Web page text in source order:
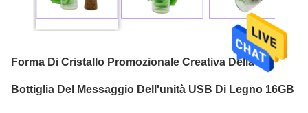
Forma Di Cristallo Promozionale Creativa Della
Bottiglia Del Messaggio Dell'unità USB Di Legno 16GB